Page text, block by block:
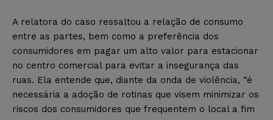
A relatora do caso ressaltou a relação de consumo
entre as partes, bem como a preferência dos
consumidores em pagar um alto valor para estacionar
no centro comercial para evitar a insegurança das
ruas. Ela entende que, diante da onda de violência, “é
necessária a adoção de rotinas que visem minimizar os
riscos dos consumidores que frequentem o local a fim